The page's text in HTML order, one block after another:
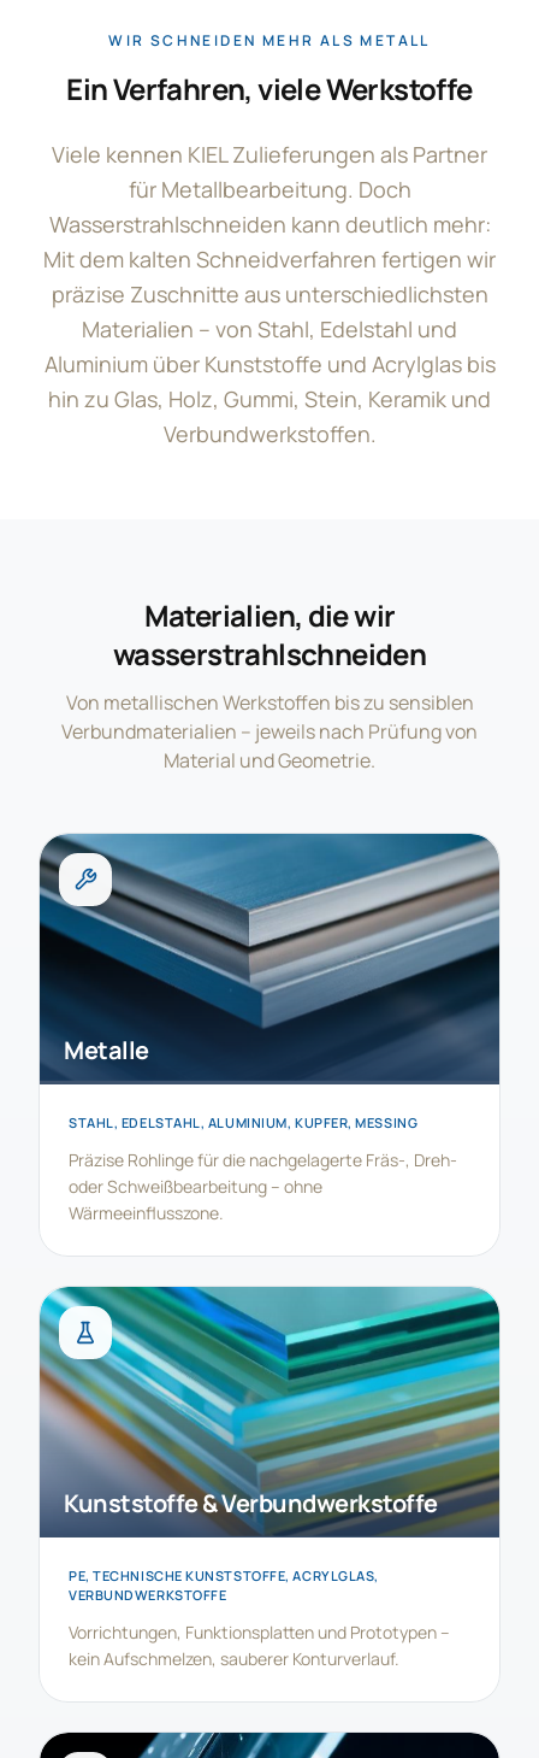
WIR SCHNEIDEN MEHR ALS METALL
Ein Verfahren, viele Werkstoffe
Viele kennen KIEL Zulieferungen als Partner
für Metallbearbeitung. Doch
Wasserstrahlschneiden kann deutlich mehr:
Mit dem kalten Schneidverfahren fertigen wir
präzise Zuschnitte aus unterschiedlichsten
Materialien – von Stahl, Edelstahl und
Aluminium über Kunststoffe und Acrylglas bis
hin zu Glas, Holz, Gummi, Stein, Keramik und
Verbundwerkstoffen.
Materialien, die wir
wasserstrahlschneiden
Von metallischen Werkstoffen bis zu sensiblen
Verbundmaterialien – jeweils nach Prüfung von
Material und Geometrie.
Metalle
STAHL, EDELSTAHL, ALUMINIUM, KUPFER, MESSING
Präzise Rohlinge für die nachgelagerte Fräs-, Dreh-
oder Schweißbearbeitung – ohne
Wärmeeinflusszone.
Kunststoffe & Verbundwerkstoffe
PE, TECHNISCHE KUNSTSTOFFE, ACRYLGLAS,
VERBUNDWERKSTOFFE
Vorrichtungen, Funktionsplatten und Prototypen –
kein Aufschmelzen, sauberer Konturverlauf.